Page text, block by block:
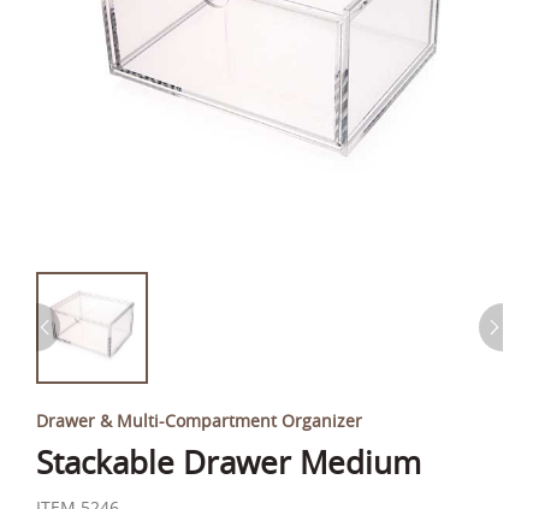
Drawer & Multi-Compartment Organizer
Stackable Drawer Medium